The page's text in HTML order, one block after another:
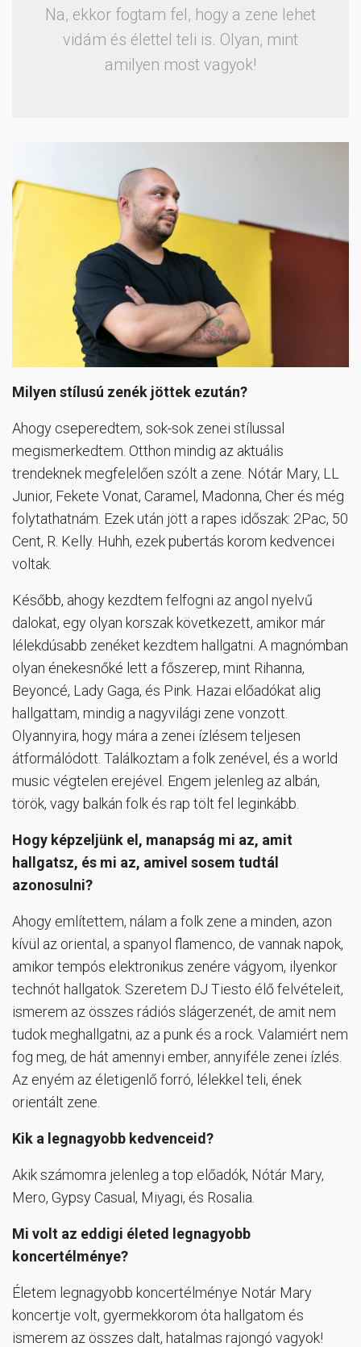
Na, ekkor fogtam fel, hogy a zene lehet
vidám és élettel teli is. Olyan, mint
amilyen most vagyok!
Milyen stílusú zenék jöttek ezután?
Ahogy cseperedtem, sok-sok zenei stílussal
megismerkedtem. Otthon mindig az aktuális
trendeknek megfelelően szólt a zene. Nótár Mary, LL
Junior, Fekete Vonat, Caramel, Madonna, Cher és még
folytathatnám. Ezek után jött a rapes időszak: 2Pac, 50
Cent, R. Kelly. Huhh, ezek pubertás korom kedvencei
voltak.
Később, ahogy kezdtem felfogni az angol nyelvű
dalokat, egy olyan korszak következett, amikor már
lélekdúsabb zenéket kezdtem hallgatni. A magnómban
olyan énekesnőké lett a főszerep, mint Rihanna,
Beyoncé, Lady Gaga, és Pink. Hazai előadókat alig
hallgattam, mindig a nagyvilági zene vonzott.
Olyannyira, hogy mára a zenei ízlésem teljesen
átformálódott. Találkoztam a folk zenével, és a world
music végtelen erejével. Engem jelenleg az albán,
török, vagy balkán folk és rap tölt fel leginkább.
Hogy képzeljünk el, manapság mi az, amit
hallgatsz, és mi az, amivel sosem tudtál
azonosulni?
Ahogy említettem, nálam a folk zene a minden, azon
kívül az oriental, a spanyol flamenco, de vannak napok,
amikor tempós elektronikus zenére vágyom, ilyenkor
technót hallgatok. Szeretem DJ Tiesto élő felvételeit,
ismerem az összes rádiós slágerzenét, de amit nem
tudok meghallgatni, az a punk és a rock. Valamiért nem
fog meg, de hát amennyi ember, annyiféle zenei ízlés.
Az enyém az életigenlő forró, lélekkel teli, ének
orientált zene.
Kik a legnagyobb kedvenceid?
Akik számomra jelenleg a top előadók, Nótár Mary,
Mero, Gypsy Casual, Miyagi, és Rosalia.
Mi volt az eddigi életed legnagyobb
koncertélménye?
Életem legnagyobb koncertélménye Notár Mary
koncertje volt, gyermekkorom óta hallgatom és
ismerem az összes dalt, hatalmas rajongó vagyok!